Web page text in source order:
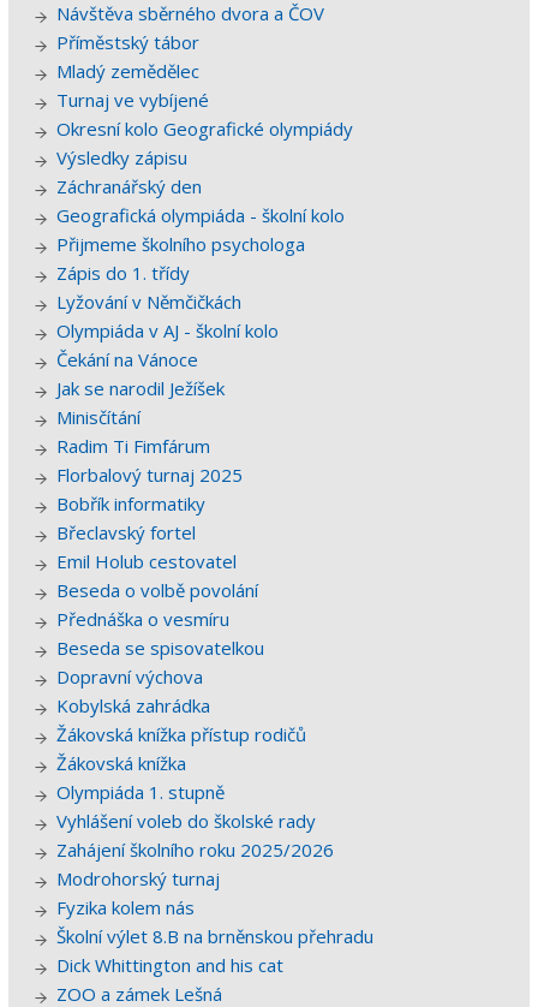
Návštěva sběrného dvora a ČOV
Příměstský tábor
Mladý zemědělec
Turnaj ve vybíjené
Okresní kolo Geografické olympiády
Výsledky zápisu
Záchranářský den
Geografická olympiáda - školní kolo
Přijmeme školního psychologa
Zápis do 1. třídy
Lyžování v Němčičkách
Olympiáda v AJ - školní kolo
Čekání na Vánoce
Jak se narodil Ježíšek
Minisčítání
Radim Ti Fimfárum
Florbalový turnaj 2025
Bobřík informatiky
Břeclavský fortel
Emil Holub cestovatel
Beseda o volbě povolání
Přednáška o vesmíru
Beseda se spisovatelkou
Dopravní výchova
Kobylská zahrádka
Žákovská knížka přístup rodičů
Žákovská knížka
Olympiáda 1. stupně
Vyhlášení voleb do školské rady
Zahájení školního roku 2025/2026
Modrohorský turnaj
Fyzika kolem nás
Školní výlet 8.B na brněnskou přehradu
Dick Whittington and his cat
ZOO a zámek Lešná